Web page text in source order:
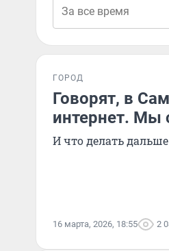
ГОРОД
Говорят, в
интернет. Мы
И что делать дальше
16 марта, 2026, 18:55 2